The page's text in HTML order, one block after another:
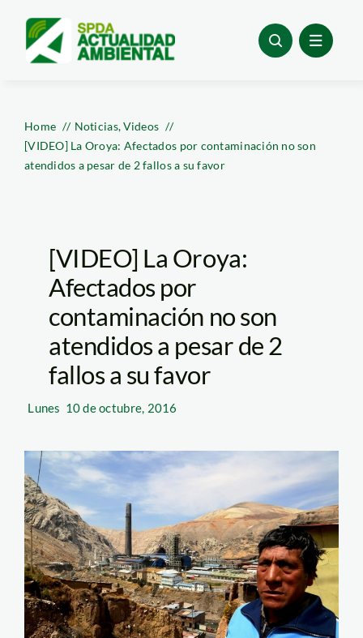
content
Home Noticias Videos
[VIDEO] La Oroya: Afectados por contaminación no son
atendidos a pesar de 2 fallos a su favor
[VIDEO] La Oroya:
Afectados por
contaminación no son
atendidos a pesar de 2
fallos a su favor
Lunes 10 de octubre, 2016